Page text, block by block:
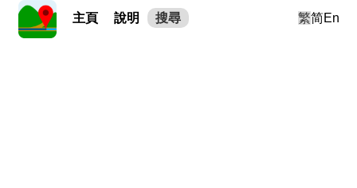
主頁 說明 搜尋 繁简En